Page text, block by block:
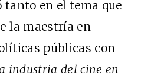
en el tema que
la maestría en
públicas con
industria del cine en